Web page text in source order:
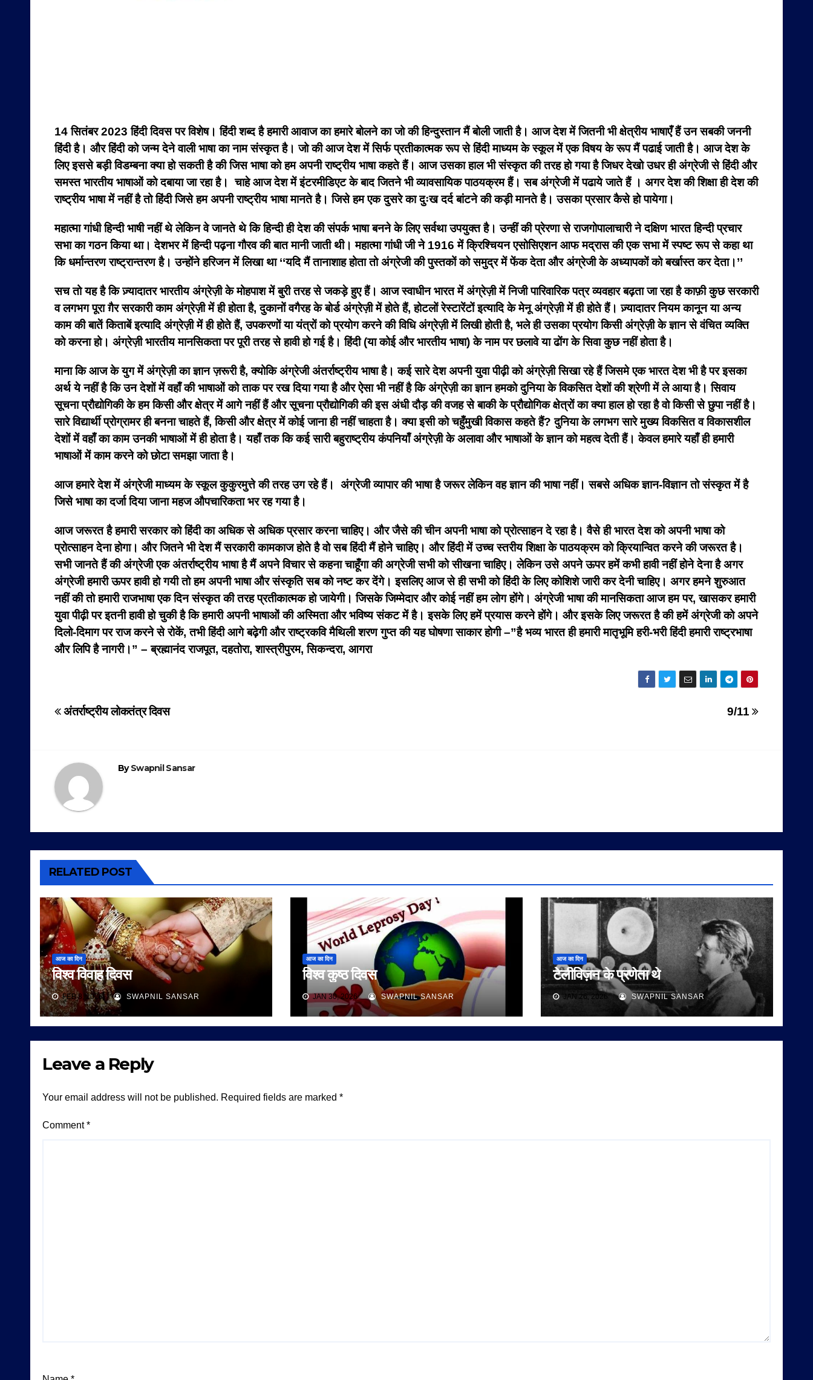
14 सितंबर 2023 हिंदी दिवस पर विशेष। हिंदी शब्द है हमारी आवाज का हमारे बोलने का जो की हिन्दुस्तान मैं बोली जाती है। आज देश में जितनी भी क्षेत्रीय भाषाएँ हैं उन सबकी जननी
हिंदी है। और हिंदी को जन्म देने वाली भाषा का नाम संस्कृत है। जो की आज देश में सिर्फ प्रतीकात्मक रूप से हिंदी माध्यम के स्कूल में एक विषय के रूप मैं पढाई जाती है। आज देश के
लिए इससे बड़ी विडम्बना क्या हो सकती है की जिस भाषा को हम अपनी राष्ट्रीय भाषा कहते हैं। आज उसका हाल भी संस्कृत की तरह हो गया है जिधर देखो उधर ही अंग्रेजी से हिंदी और
समस्त भारतीय भाषाओं को दबाया जा रहा है। चाहे आज देश में इंटरमीडिएट के बाद जितने भी व्यावसायिक पाठयक्रम हैं। सब अंग्रेजी में पढाये जाते हैं । अगर देश की शिक्षा ही देश की
राष्ट्रीय भाषा में नहीं है तो हिंदी जिसे हम अपनी राष्ट्रीय भाषा मानते है। जिसे हम एक दुसरे का दुःख दर्द बांटने की कड़ी मानते है। उसका प्रसार कैसे हो पायेगा।
महात्मा गांधी हिन्दी भाषी नहीं थे लेकिन वे जानते थे कि हिन्दी ही देश की संपर्क भाषा बनने के लिए सर्वथा उपयुक्त है। उन्हीं की प्रेरणा से राजगोपालाचारी ने दक्षिण भारत हिन्दी प्रचार
सभा का गठन किया था। देशभर में हिन्दी पढ़ना गौरव की बात मानी जाती थी। महात्मा गांधी जी ने 1916 में क्रिश्चियन एसोसिएशन आफ मद्रास की एक सभा में स्पष्ट रूप से कहा था
कि धर्मान्तरण राष्ट्रान्तरण है। उन्होंने हरिजन में लिखा था ‘‘यदि मैं तानाशाह होता तो अंग्रेजी की पुस्तकों को समुद्र में फेंक देता और अंग्रेजी के अध्यापकों को बर्खास्त कर देता।’’
सच तो यह है कि ज़्यादातर भारतीय अंग्रेज़ी के मोहपाश में बुरी तरह से जकड़े हुए हैं। आज स्वाधीन भारत में अंग्रेज़ी में निजी पारिवारिक पत्र व्यवहार बढ़ता जा रहा है काफ़ी कुछ सरकारी
व लगभग पूरा ग़ैर सरकारी काम अंग्रेज़ी में ही होता है, दुकानों वगैरह के बोर्ड अंग्रेज़ी में होते हैं, होटलों रेस्टारेंटों इत्यादि के मेनू अंग्रेज़ी में ही होते हैं। ज़्यादातर नियम कानून या अन्य
काम की बातें किताबें इत्यादि अंग्रेज़ी में ही होते हैं, उपकरणों या यंत्रों को प्रयोग करने की विधि अंग्रेज़ी में लिखी होती है, भले ही उसका प्रयोग किसी अंग्रेज़ी के ज्ञान से वंचित व्यक्ति
को करना हो। अंग्रेज़ी भारतीय मानसिकता पर पूरी तरह से हावी हो गई है। हिंदी (या कोई और भारतीय भाषा) के नाम पर छलावे या ढोंग के सिवा कुछ नहीं होता है।
माना कि आज के युग में अंग्रेज़ी का ज्ञान ज़रूरी है, क्योकि अंग्रेजी अंतर्राष्ट्रीय भाषा है। कई सारे देश अपनी युवा पीढ़ी को अंग्रेज़ी सिखा रहे हैं जिसमे एक भारत देश भी है पर इसका
अर्थ ये नहीं है कि उन देशों में वहाँ की भाषाओं को ताक पर रख दिया गया है और ऐसा भी नहीं है कि अंग्रेज़ी का ज्ञान हमको दुनिया के विकसित देशों की श्रेणी में ले आया है। सिवाय
सूचना प्रौद्योगिकी के हम किसी और क्षेत्र में आगे नहीं हैं और सूचना प्रौद्योगिकी की इस अंधी दौड़ की वजह से बाकी के प्रौद्योगिक क्षेत्रों का क्या हाल हो रहा है वो किसी से छुपा नहीं है।
सारे विद्यार्थी प्रोग्रामर ही बनना चाहते हैं, किसी और क्षेत्र में कोई जाना ही नहीं चाहता है। क्या इसी को चहुँमुखी विकास कहते हैं? दुनिया के लगभग सारे मुख्य विकसित व विकासशील
देशों में वहाँ का काम उनकी भाषाओं में ही होता है। यहाँ तक कि कई सारी बहुराष्ट्रीय कंपनियाँ अंग्रेज़ी के अलावा और भाषाओं के ज्ञान को महत्व देती हैं। केवल हमारे यहाँ ही हमारी
भाषाओं में काम करने को छोटा समझा जाता है।
आज हमारे देश में अंग्रेजी माध्यम के स्कूल कुकुरमुत्ते की तरह उग रहे हैं। अंग्रेजी व्यापार की भाषा है जरूर लेकिन वह ज्ञान की भाषा नहीं। सबसे अधिक ज्ञान-विज्ञान तो संस्कृत में है
जिसे भाषा का दर्जा दिया जाना महज औपचारिकता भर रह गया है।
आज जरूरत है हमारी सरकार को हिंदी का अधिक से अधिक प्रसार करना चाहिए। और जैसे की चीन अपनी भाषा को प्रोत्साहन दे रहा है। वैसे ही भारत देश को अपनी भाषा को
प्रोत्साहन देना होगा। और जितने भी देश मैं सरकारी कामकाज होते है वो सब हिंदी मैं होने चाहिए। और हिंदी में उच्च स्तरीय शिक्षा के पाठयक्रम को क्रियान्वित करने की जरूरत है।
सभी जानते हैं की अंग्रेजी एक अंतर्राष्ट्रीय भाषा है मैं अपने विचार से कहना चाहूँगा की अग्रेजी सभी को सीखना चाहिए। लेकिन उसे अपने ऊपर हमें कभी हावी नहीं होने देना है अगर
अंग्रेजी हमारी ऊपर हावी हो गयी तो हम अपनी भाषा और संस्कृति सब को नष्ट कर देंगे। इसलिए आज से ही सभी को हिंदी के लिए कोशिशे जारी कर देनी चाहिए। अगर हमने शुरुआत
नहीं की तो हमारी राजभाषा एक दिन संस्कृत की तरह प्रतीकात्मक हो जायेगी। जिसके जिम्मेदार और कोई नहीं हम लोग होंगे। अंग्रेजी भाषा की मानसिकता आज हम पर, खासकर हमारी
युवा पीढ़ी पर इतनी हावी हो चुकी है कि हमारी अपनी भाषाओं की अस्मिता और भविष्य संकट में है। इसके लिए हमें प्रयास करने होंगे। और इसके लिए जरूरत है की हमें अंग्रेजी को अपने
दिलो-दिमाग पर राज करने से रोकें, तभी हिंदी आगे बढ़ेगी और राष्ट्रकवि मैथिली शरण गुप्त की यह घोषणा साकार होगी –”है भव्य भारत ही हमारी मातृभूमि हरी-भरी हिंदी हमारी राष्ट्रभाषा
और लिपि है नागरी।” – ब्रह्मानंद राजपूत, दहतोरा, शास्त्रीपुरम, सिकन्दरा, आगरा
Post
9/11
अंतर्राष्ट्रीय लोकतंत्र दिवस
BySwapnil Sansar
RELATED POST
आज का दिन
विश्व विवाह दिवस
FEB 8, 2026 SWAPNIL SANSAR
आज का दिन
विश्व कुष्ठ दिवस
JAN 30, 2026 SWAPNIL SANSAR
आज का दिन
टेलीविज़न के प्रणेता थे
JAN 26, 2026 SWAPNIL SANSAR
Leave a Reply
Your email address will not be published. Required fields are marked *
Comment*